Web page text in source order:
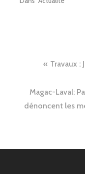
de
l’article
Travaux :
Magac-Laval:
dénoncent les